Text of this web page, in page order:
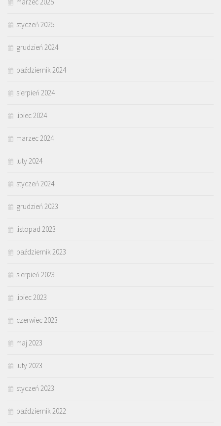
styczeń 2025
grudzień 2024
październik 2024
sierpień 2024
lipiec 2024
marzec 2024
luty 2024
styczeń 2024
grudzień 2023
listopad 2023
październik 2023
sierpień 2023
lipiec 2023
czerwiec 2023
maj 2023
luty 2023
styczeń 2023
październik 2022